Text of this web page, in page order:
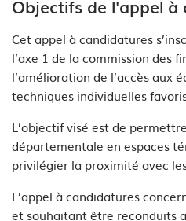
Objectifs de l'appel à
Cet appel à candidatures
l’axe 1 de la commission des
l’amélioration de l’accès aux
techniques individuelles
L’objectif visé est de
départementale en espaces
privilégier la proximité avec
L’appel à candidatures
et souhaitant être reconduits